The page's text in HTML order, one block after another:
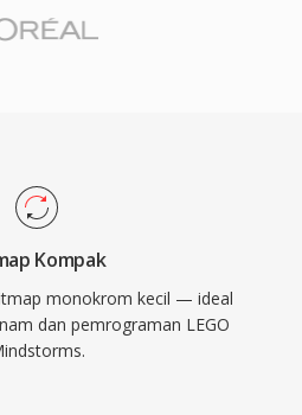
Kompak
monokrom kecil — ideal
dan pemrograman LEGO